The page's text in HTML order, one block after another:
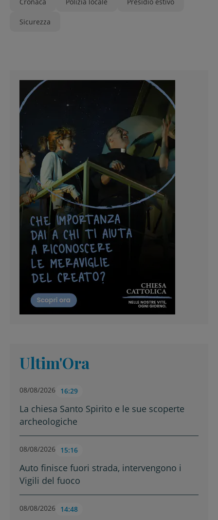
Sicurezza
Ultim'Ora
08/08/2026 16:29
La chiesa Santo Spirito e le sue scoperte
archeologiche
08/08/2026 15:16
Auto finisce fuori strada, intervengono i
Vigili del fuoco
08/08/2026 14:48